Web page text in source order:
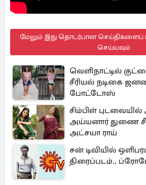
மேலும் இது தொடர்பான செய்திகளைப்
செய்யவும்
வெளிநாட்டில்
சீரியல் நடிகை
போட்டோஸ்
சிம்பிள்
அய்யனார் துணை
அட்சயா ராய்
சன் டிவியில்
திரைப்படம்..